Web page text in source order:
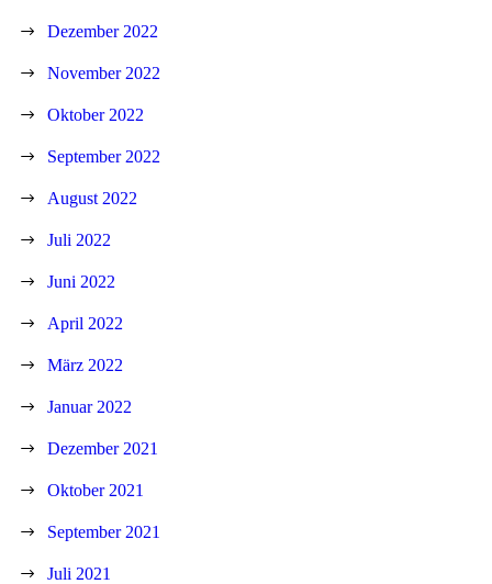
Dezember 2022
November 2022
Oktober 2022
September 2022
August 2022
Juli 2022
Juni 2022
April 2022
März 2022
Januar 2022
Dezember 2021
Oktober 2021
September 2021
Juli 2021